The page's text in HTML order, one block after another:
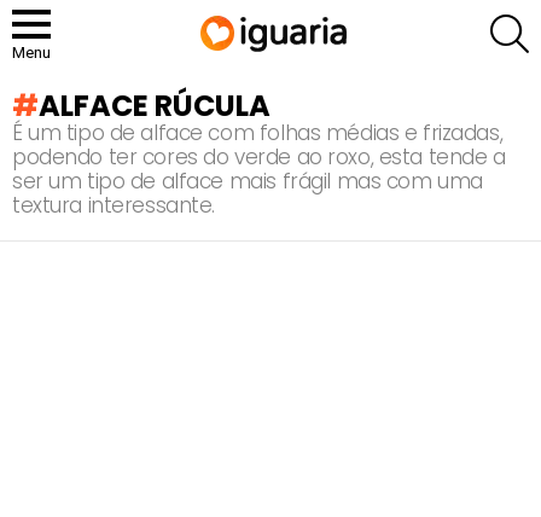
Menu
ALFACE RÚCULA
É um tipo de alface com folhas médias e frizadas,
podendo ter cores do verde ao roxo, esta tende a
ser um tipo de alface mais frágil mas com uma
textura interessante.